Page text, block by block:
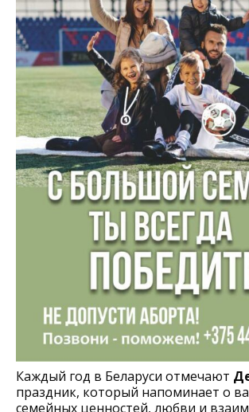
Каждый год в Беларуси отмечают
праздник, который напоминает о
семейных ценностей, любви и